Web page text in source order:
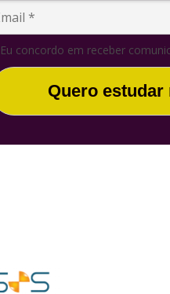
Eu concordo em receber
Quero estudar